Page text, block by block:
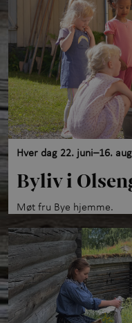
Kunnskap
Utforsk
Om
Hver dag 22. juni–16.
Byliv i
Møt fru Bye hjemme.